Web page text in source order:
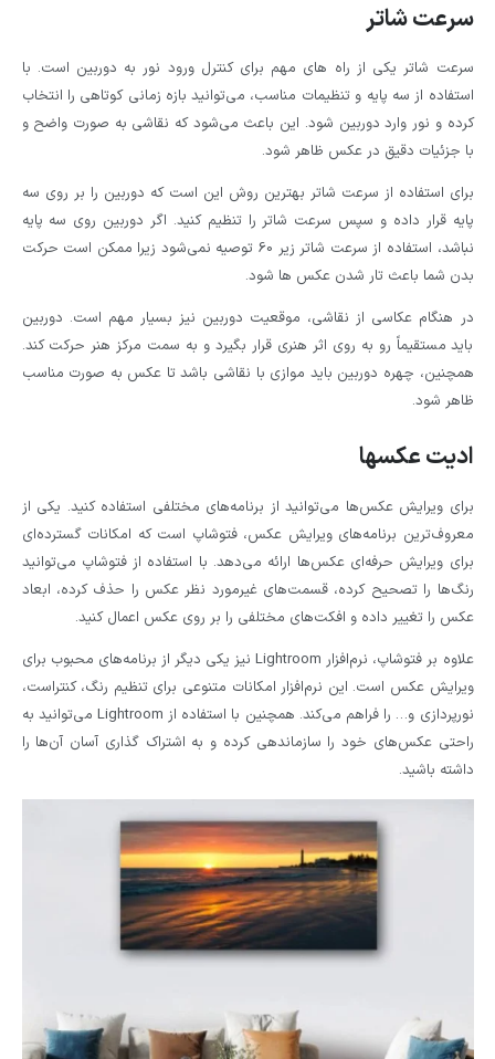
سرعت شاتر
سرعت شاتر یکی از راه های مهم برای کنترل ورود نور به دوربین است. با
استفاده از سه پایه و تنظیمات مناسب، می‌توانید بازه زمانی کوتاهی را انتخاب
کرده و نور وارد دوربین شود. این باعث می‌شود که نقاشی به صورت واضح و
با جزئیات دقیق در عکس ظاهر شود.
برای استفاده از سرعت شاتر بهترین روش این است که دوربین را بر روی سه
پایه قرار داده و سپس سرعت شاتر را تنظیم کنید. اگر دوربین روی سه پایه
نباشد، استفاده از سرعت شاتر زیر 60 توصیه نمی‌شود زیرا ممکن است حرکت
بدن شما باعث تار شدن عکس ها شود.
در هنگام عکاسی از نقاشی، موقعیت دوربین نیز بسیار مهم است. دوربین
باید مستقیماً رو به روی اثر هنری قرار بگیرد و به سمت مرکز هنر حرکت کند.
همچنین، چهره دوربین باید موازی با نقاشی باشد تا عکس به صورت مناسب
ظاهر شود.
ادیت عکسها
برای ویرایش عکس‌ها می‌توانید از برنامه‌های مختلفی استفاده کنید. یکی از
معروف‌ترین برنامه‌های ویرایش عکس، فتوشاپ است که امکانات گسترده‌ای
برای ویرایش حرفه‌ای عکس‌ها ارائه می‌دهد. با استفاده از فتوشاپ می‌توانید
رنگ‌ها را تصحیح کرده، قسمت‌های غیرمورد نظر عکس را حذف کرده، ابعاد
عکس را تغییر داده و افکت‌های مختلفی را بر روی عکس اعمال کنید.
علاوه بر فتوشاپ، نرم‌افزار Lightroom نیز یکی دیگر از برنامه‌های محبوب برای
ویرایش عکس است. این نرم‌افزار امکانات متنوعی برای تنظیم رنگ، کنتراست،
نورپردازی و… را فراهم می‌کند. همچنین با استفاده از Lightroom می‌توانید به
راحتی عکس‌های خود را سازماندهی کرده و به اشتراک گذاری آسان آن‌ها را
داشته باشید.